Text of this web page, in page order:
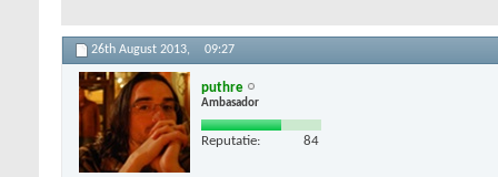
26th August 2013, 09:27
puthre
Ambasador
Reputatie: 84